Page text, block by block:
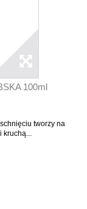
100ml
tworzy na
kruchą...